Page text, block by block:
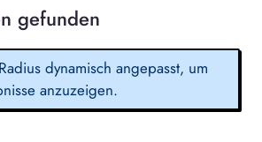
gefunden
dynamisch angepasst, um
anzuzeigen.